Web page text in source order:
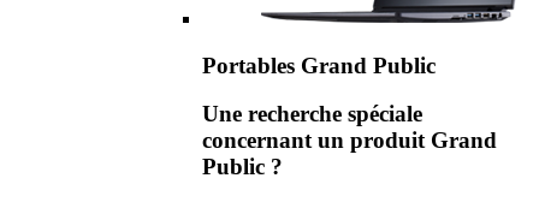
Portables Grand Public
Une recherche spéciale
concernant un produit Grand
Public ?